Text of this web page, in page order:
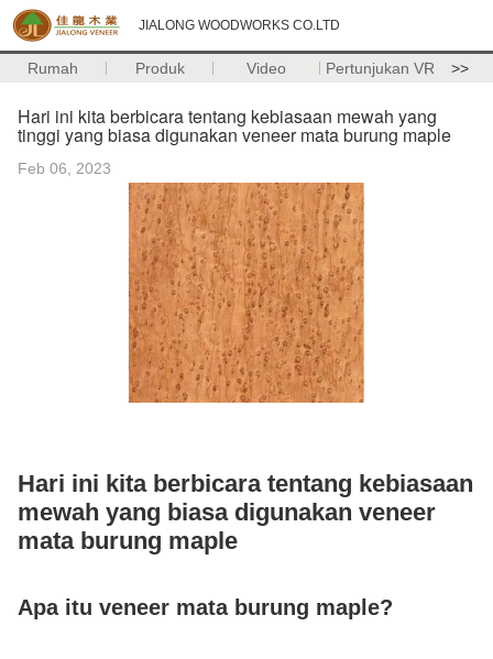
JIALONG WOODWORKS CO.LTD
Rumah Produk Video Pertunjukan VR >>
Hari ini kita berbicara tentang kebiasaan mewah yang
tinggi yang biasa digunakan veneer mata burung maple
Feb 06, 2023
Hari ini kita berbicara tentang kebiasaan
mewah yang biasa digunakan veneer
mata burung maple
Apa itu veneer mata burung maple?